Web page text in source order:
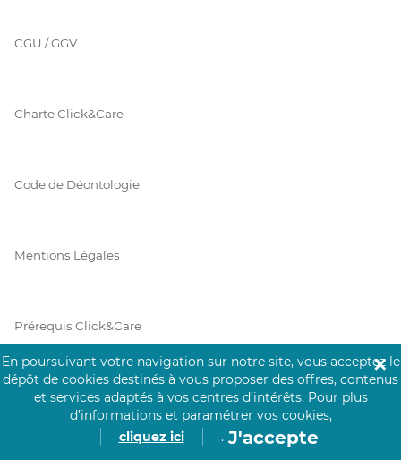
CGU / GGV
Charte Click&Care
Code de Déontologie
Mentions Légales
Prérequis Click&Care
Protection des Données
En poursuivant votre navigation sur notre site, vous acceptez le
dépôt de cookies destinés à vous proposer des offres, contenus
et services adaptés à vos centres d’intérêts. Pour plus
d’informations et paramétrer vos cookies,
cliquez ici
. J'accepte
✕